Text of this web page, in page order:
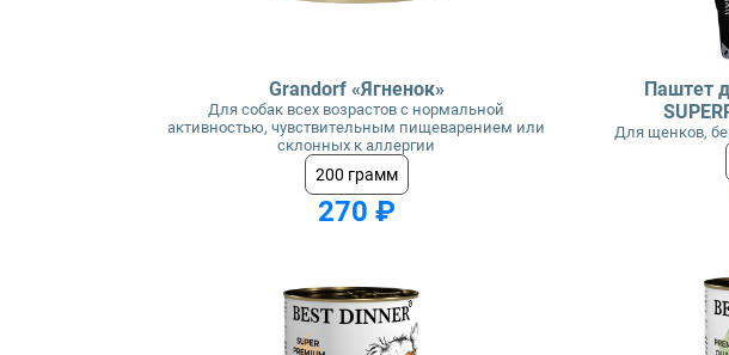
Grandorf «Ягненок»
Для собак всех возрастов с нормальной
активностью, чувствительным пищеварением или
склонных к аллергии
200 грамм
270 ₽
Паштет
Для щенков,